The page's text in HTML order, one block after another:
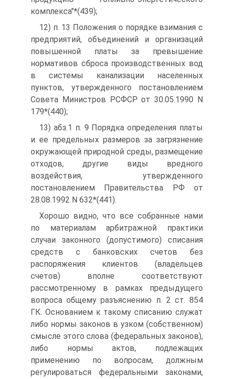
комплекса"*(439);
12) п. 13 Положения о порядке взимания с
предприятий, объединений и организаций
повышенной платы за превышение
нормативов сброса производственных вод
в системы канализации населенных
пунктов, утвержденного постановлением
Совета Министров РСФСР от 30.05.1990 N
179*(440);
13) абз.1 п. 9 Порядка определения платы
и ее предельных размеров за загрязнение
окружающей природной среды, размещение
отходов, другие виды вредного
воздействия, утвержденного
постановлением Правительства РФ от
28.08.1992 N 632*(441).
Хорошо видно, что все собранные нами
по материалам арбитражной практики
случаи законного (допустимого) списания
средств с банковских счетов без
распоряжения клиентов (владельцев
счетов) вполне соответствуют
рассмотренному в рамках предыдущего
вопроса общему разъяснению п. 2 ст. 854
ГК. Основанием к такому списанию служат
либо нормы законов в узком (собственном)
смысле этого слова (федеральных законов),
либо нормы актов, подлежащих
применению по вопросам, должным
регулироваться федеральными законами,